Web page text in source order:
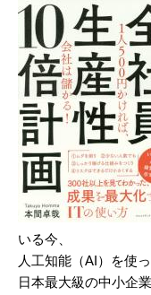
いる今、
人工知能（AI）を使
日本最大級の中小企